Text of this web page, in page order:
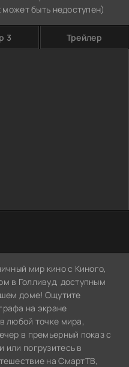
быть недоступен)
3 Трейлер
мир кино с Киного,
в Голливуд, доступным
доме! Ощутите
на экране
любой точке мира,
в премьерный показ с
погрузитесь в
на СмартТВ,